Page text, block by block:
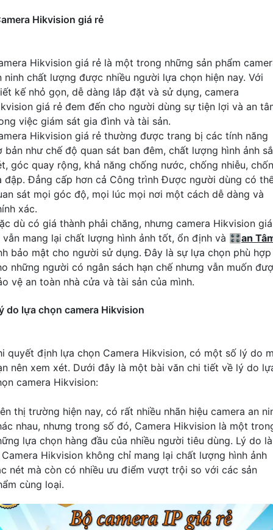
Hikvision giá rẻ
Hikvision giá rẻ là một trong những sản phẩm
ninh chất lượng được nhiều người lựa chọn hiện nay. Với
kế nhỏ gọn, dễ dàng lắp đặt và sử dụng, camera
giá rẻ đem đến cho người dùng sự tiện lợi và an
việc giám sát gia đình và tài sản.
Hikvision giá rẻ thường được trang bị các tính năng
bản như chế độ quan sát ban đêm, chất lượng hình ảnh
góc quay rộng, khả năng chống nước, chống nhiễu,
đập. Đẳng cấp hơn cả Công trình Được người dùng có
sát mọi góc độ, mọi lúc mọi nơi một cách dễ dàng và
xác.
dù có giá thành phải chăng, nhưng camera Hikvision giá
vẫn mang lại chất lượng hình ảnh tốt, ổn định và 🎛an
bảo mật cho người sử dụng. Đây là sự lựa chọn phù hợp
những người có ngân sách hạn chế nhưng vẫn muốn
vệ an toàn nhà cửa và tài sản của mình.
do lựa chọn camera Hikvision
quyết định lựa chọn Camera Hikvision, có một số lý do
nên xem xét. Dưới đây là một bài văn chi tiết về lý do
camera Hikvision:
thị trường hiện nay, có rất nhiều nhãn hiệu camera an
nhau, nhưng trong số đó, Camera Hikvision là một
lựa chọn hàng đầu của nhiều người tiêu dùng. Lý do là
Hikvision không chỉ mang lại chất lượng hình ảnh
nét mà còn có nhiều ưu điểm vượt trội so với các sản
cùng loại.